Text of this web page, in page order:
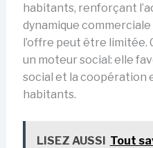
habitants, renforçant
dynamique
l’offre peut être limitée.
un moteur social: elle
social et la coopération
habitants.
LISEZ AUSSI Tout